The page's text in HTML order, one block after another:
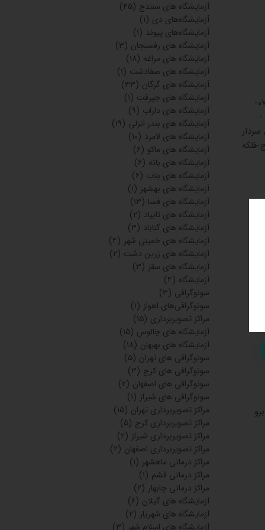
دکترقلم فرسا بلوار قرنی - روبروی بیمارستان شهید جلیل 2 07433229945-07433229946-07433229947-
-
- نبش سردار
روهینا ودرمانگاه سینا 7 07433222306 یاسوج-فلکه
دکتر
دکتر کاهه 03432487315-
آزمایشگاه های سنندج (۴۵)
آزمایشگاه‌های دی (۱)
آزمایشگاه‌های پیوند (۱)
آزمایشگاه های رفسنجان (۳)
آزمایشگاه های مراغه (۱۸)
آزمایشگاه های صفادشت (۱)
آزمایشگاه های گرگان (۳۳)
آزمایشگاه های جیرفت (۱)
آزمایشگاه های داراب (۹)
آزمایشگاه های بندر انزلی (۱۹)
آزمایشگاه های لامرد (۱۰)
آزمایشگاه های ماکو (۶)
آزمایشگاه های بانه (۶)
آزمایشگاه های بناب (۶)
آزمایشگاه های بهشهر (۱)
آزمایشگاه های فسا (۱۳)
آزمایشگاه های تابیاد (۲)
آزمایشگاه های گناباد (۳)
آزمایشگاه های خمینی شهر (۴)
آزمایشگاه های زرین دشت (۲)
آزمایشگاه های سقز (۳)
آزمایشگاه (۴)
سونوگرافی (۳)
سونوگرافی‌های اهواز (۱)
مراکز تصویربرداری (۱۵)
آزمایشگاه های چالوس (۱۵)
آزمایشگاه های بهبهان (۱۸)
سونوگرافی های تهران (۵)
سونوگرافی های کرج (۳)
سونوگرافی های اصفهان (۲)
سونوگرافی های شیراز (۱)
مراکز تصویربرداری تهران (۱۵)
مراکز تصویربرداری کرج (۵)
مراکز تصویربرداری شیراز (۲)
مراکز تصویربرداری اصفهان (۲)
مراکز درمانی ماهشهر (۱)
مراکز درمانی قشم (۱)
مراکز درمانی چابهار (۲)
آزمایشگاه های گیلان (۶)
آزمایشگاه های شهریار (۲)
آزمایشگاه های اسلام شهر (۳)